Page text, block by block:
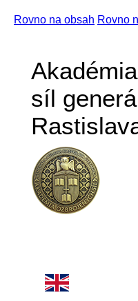
Rovno na obsah Rovno
síl